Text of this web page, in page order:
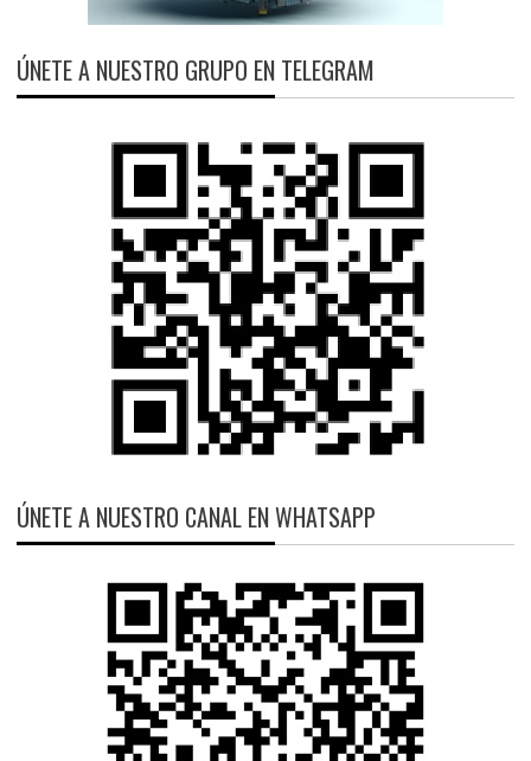
ÚNETE A NUESTRO GRUPO EN TELEGRAM
ÚNETE A NUESTRO CANAL EN WHATSAPP